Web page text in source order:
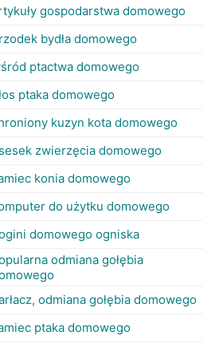
gospodarstwa domowego
bydła domowego
ptactwa domowego
ptaka domowego
kuzyn kota domowego
zwierzęcia domowego
konia domowego
do użytku domowego
domowego ogniska
odmiana gołębia
odmiana gołębia domowego
ptaka domowego